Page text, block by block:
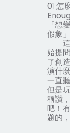
01 怎
「想
假象」
這
始提
了創
演什
一直
但是
稱讚
吧！
題的